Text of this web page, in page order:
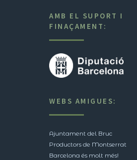
AMB EL SUPORT I
FINAÇAMENT:
WEBS AMIGUES:
Ajuntament del Bruc
Productors de Montserrat
Barcelona és molt més!